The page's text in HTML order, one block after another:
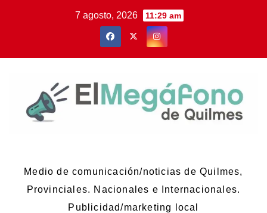
7 agosto, 2026 11:29 am
Medio de comunicación/noticias de Quilmes,
Provinciales. Nacionales e Internacionales.
Publicidad/marketing local